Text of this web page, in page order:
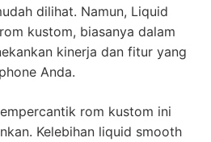
dilihat. Namun, Liquid
kustom, biasanya dalam
kinerja dan fitur yang
Anda.
rom kustom ini
Kelebihan liquid smooth